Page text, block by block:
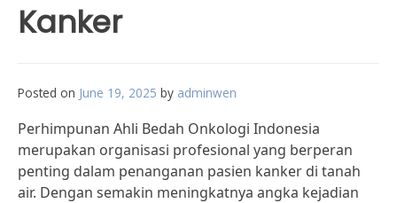
Kanker
Posted on June 19, 2025 by adminwen
Perhimpunan Ahli Bedah Onkologi Indonesia
merupakan organisasi profesional yang berperan
penting dalam penanganan pasien kanker di tanah
air. Dengan semakin meningkatnya angka kejadian